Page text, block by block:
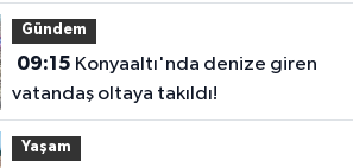
Gündem
09:15
vatandaş oltaya takıldı!
Yaşam